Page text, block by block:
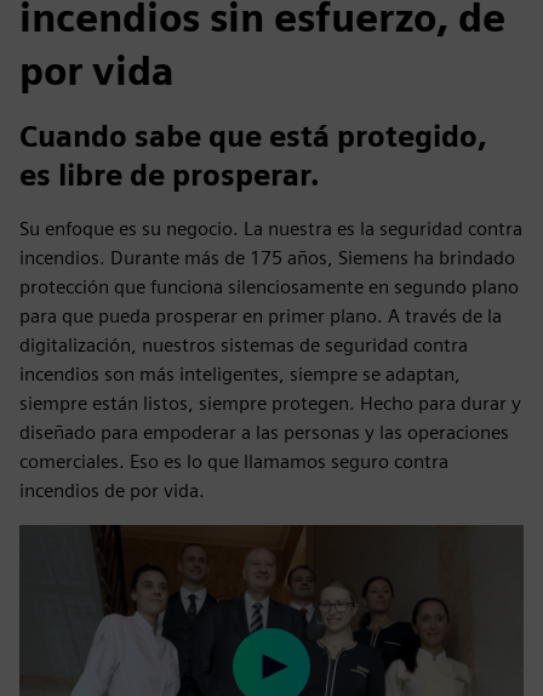
incendios sin esfuerzo, de
por vida
Cuando sabe que está protegido,
es libre de prosperar.
Su enfoque es su negocio. La nuestra es la seguridad contra
incendios. Durante más de 175 años, Siemens ha brindado
protección que funciona silenciosamente en segundo plano
para que pueda prosperar en primer plano. A través de la
digitalización, nuestros sistemas de seguridad contra
incendios son más inteligentes, siempre se adaptan,
siempre están listos, siempre protegen. Hecho para durar y
diseñado para empoderar a las personas y las operaciones
comerciales. Eso es lo que llamamos seguro contra
incendios de por vida.
Play